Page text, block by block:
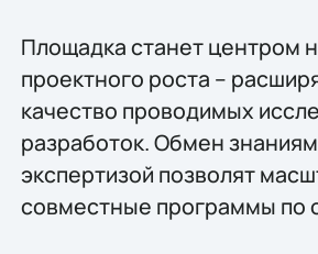
Площадка станет центром
проектного роста –
качество проводимых
разработок. Обмен
экспертизой позволят
совместные программы по